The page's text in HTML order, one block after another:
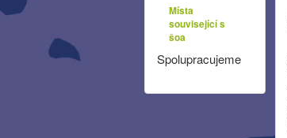
Místa
související s
šoa
Spolupracujeme